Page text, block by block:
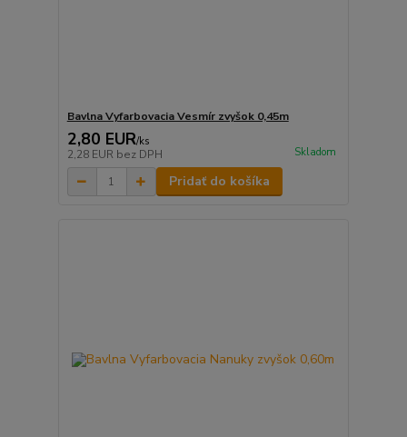
Bavlna Vyfarbovacia Vesmír zvyšok 0,45m
2,80 EUR/ks
2,28 EUR bez DPH Skladom
Pridať do košíka